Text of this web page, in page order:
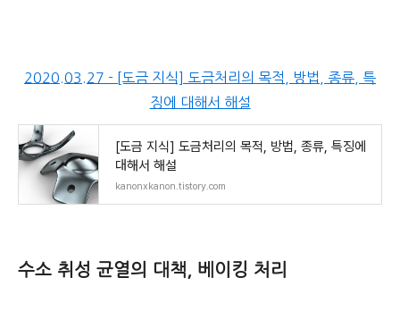
2020.03.27 - [도금 지식] 도금처리의 목적, 방법, 종류, 특
징에 대해서 해설
[도금 지식] 도금처리의 목적, 방법, 종류, 특징에
대해서 해설
kanonxkanon.tistory.com
수소 취성 균열의 대책, 베이킹 처리